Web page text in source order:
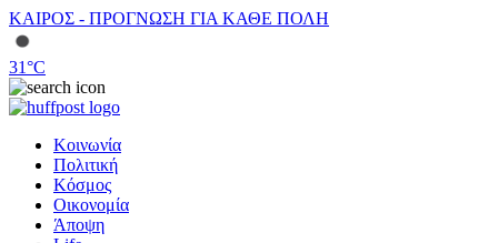
ΚΑΙΡΟΣ - ΠΡΟΓΝΩΣΗ ΓΙΑ ΚΑΘΕ ΠΟΛΗ
31°C
Κοινωνία
Πολιτική
Κόσμος
Οικονομία
Άποψη